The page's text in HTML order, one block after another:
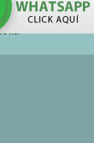
hs.